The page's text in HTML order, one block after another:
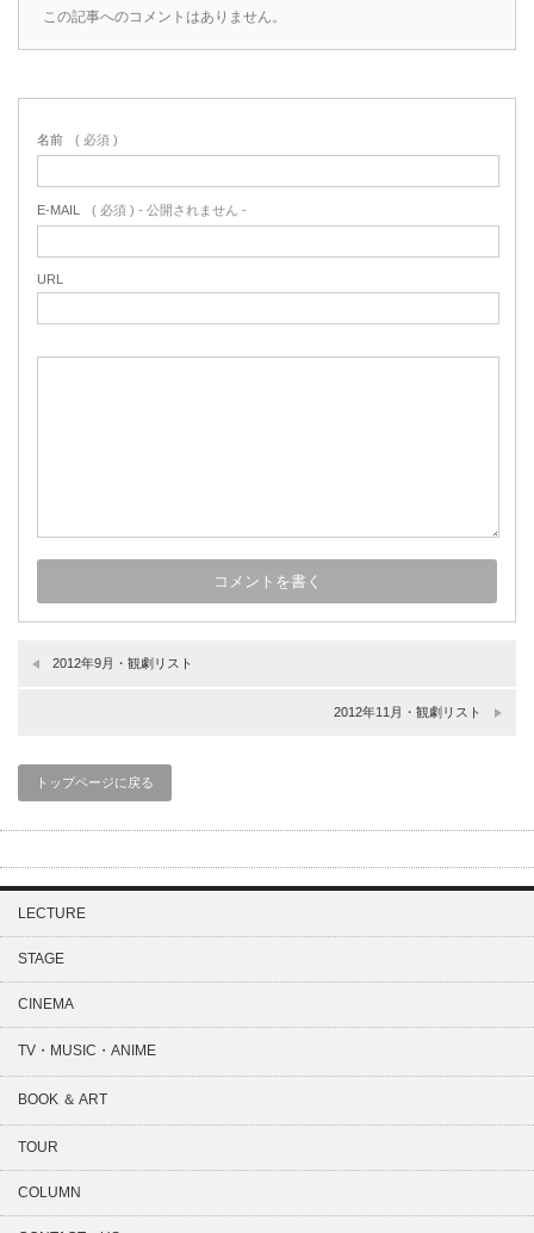
この記事へのコメントはありません。
名前 ( 必須 )
E-MAIL ( 必須 ) - 公開されません -
URL
2012年9月・観劇リスト
2012年11月・観劇リスト
トップページに戻る
LECTURE
STAGE
CINEMA
TV・MUSIC・ANIME
BOOK ＆ ART
TOUR
COLUMN